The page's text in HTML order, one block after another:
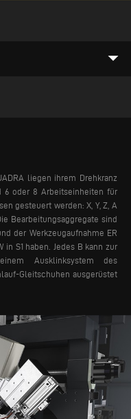
arrow_drop_down
liegen ihrem Drehkranz
6 oder 8 Arbeitseinheiten für
gesteuert werden: X, Y, Z, A
Bearbeitungsaggregate sind
der Werkzeugaufnahme ER
S1 haben.
Jedes B kann zur
Ausklinksystem des
Gleitschuhen ausgerüstet